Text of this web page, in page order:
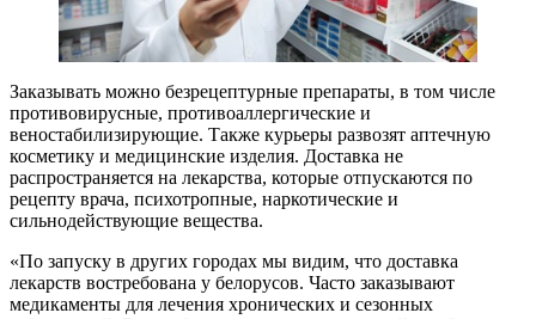
Заказывать можно безрецептурные препараты, в том числе
противовирусные, противоаллергические и
веностабилизирующие. Также курьеры развозят аптечную
косметику и медицинские изделия. Доставка не
распространяется на лекарства, которые отпускаются по
рецепту врача, психотропные, наркотические и
сильнодействующие вещества.
«По запуску в других городах мы видим, что доставка
лекарств востребована у белорусов. Часто заказывают
медикаменты для лечения хронических и сезонных